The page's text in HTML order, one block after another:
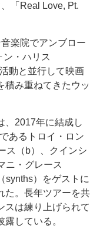
「Real Love, Pt.
楽院でアンブロー
ン・ハリス
動と並行して映画
積み重ねてきたウッ
2017年に結成し
あるトロイ・ロン
ス（b）、クインシ
ニ・グレース
synths）をゲストに
た。長年ツアーを共
スは練り上げられて
している。